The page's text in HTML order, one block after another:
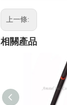
上一條:
相關產品